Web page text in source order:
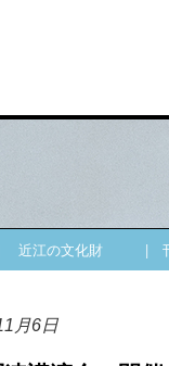
近江の文化財 |
月6日